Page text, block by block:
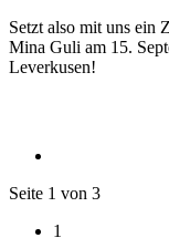
Setzt also mit uns ein
Mina Guli am 15.
Leverkusen!
Seite 1 von 3
1